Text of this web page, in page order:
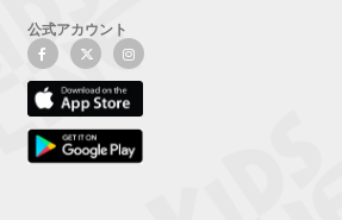
公式アカウント